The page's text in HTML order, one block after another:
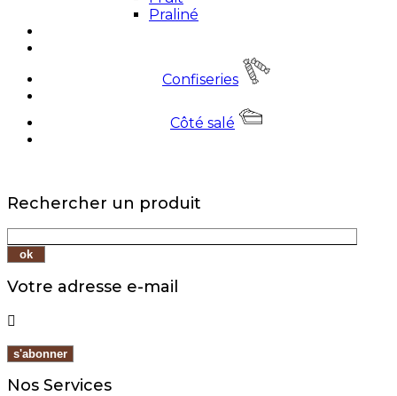
Praliné
Confiseries
Côté salé
Rechercher un produit
Votre adresse e-mail

Nos Services